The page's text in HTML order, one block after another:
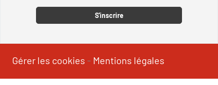
S'inscrire
Gérer les cookies - Mentions légales